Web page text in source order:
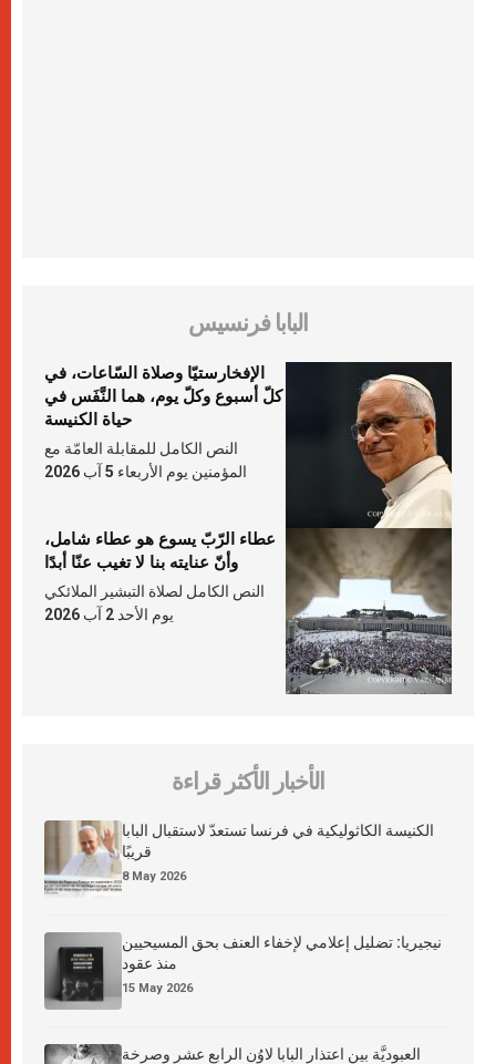
البابا فرنسيس
الإفخارستيّا وصلاة السّاعات، في
كلّ أسبوع وكلّ يوم، هما النَّفَس في
حياة الكنيسة
النص الكامل للمقابلة العامّة مع
المؤمنين يوم الأربعاء 5 آب 2026
عطاء الرّبّ يسوع هو عطاء شامل،
وأنّ عنايته بنا لا تغيب عنّا أبدًا
النص الكامل لصلاة التبشير الملائكي
يوم الأحد 2 آب 2026
الأخبار الأكثر قراءة
الكنيسة الكاثوليكية في فرنسا تستعدّ لاستقبال البابا
قريبًا
8 May 2026
نيجيريا: تضليل إعلامي لإخفاء العنف بحق المسيحيين
منذ عقود
15 May 2026
العبوديَّة بين اعتذار البابا لاوُن الرابع عشر وصرخة